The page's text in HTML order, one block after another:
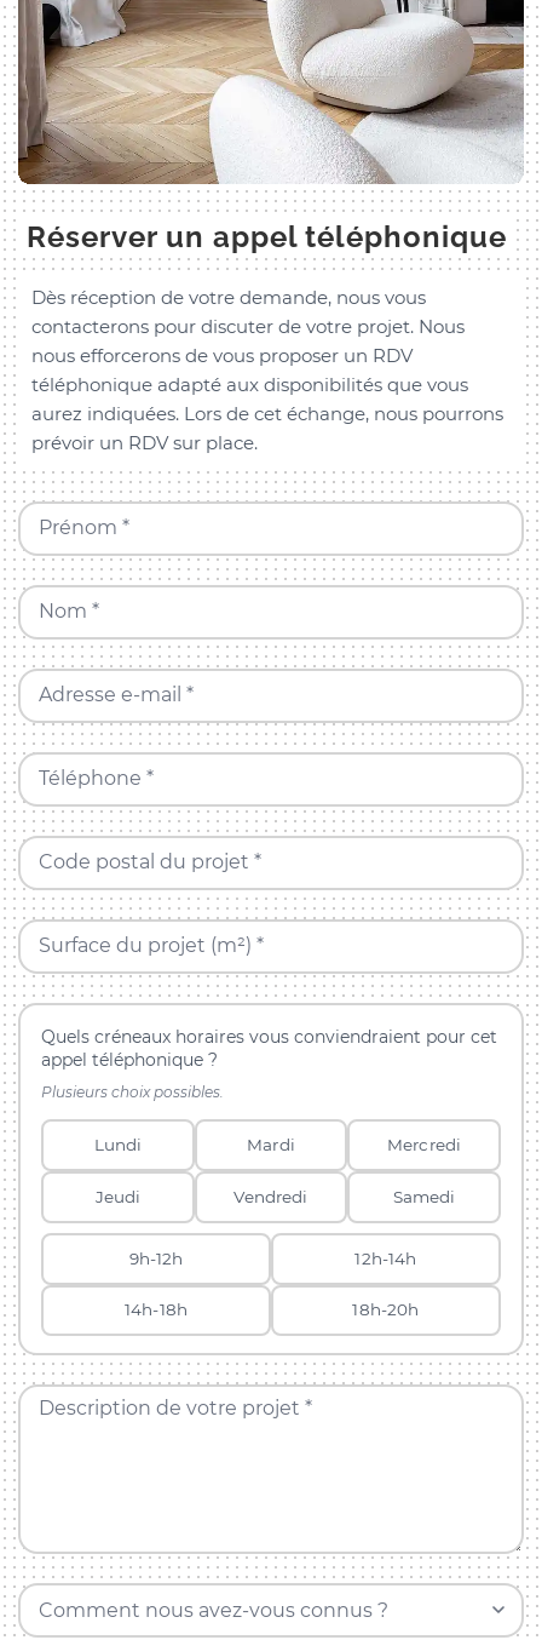
Réserver un appel téléphonique
Dès réception de votre demande, nous vous
contacterons pour discuter de votre projet. Nous
nous efforcerons de vous proposer un RDV
téléphonique adapté aux disponibilités que vous
aurez indiquées. Lors de cet échange, nous pourrons
prévoir un RDV sur place.
Prénom *
Nom *
Adresse e-mail *
Téléphone *
Code postal du projet *
Surface du projet (m²) *
Quels créneaux horaires vous conviendraient pour cet
appel téléphonique ?
Plusieurs choix possibles.
Lundi Mardi Mercredi
Jeudi Vendredi Samedi
9h-12h 12h-14h
14h-18h 18h-20h
Description de votre projet *
Comment nous avez-vous connus ?